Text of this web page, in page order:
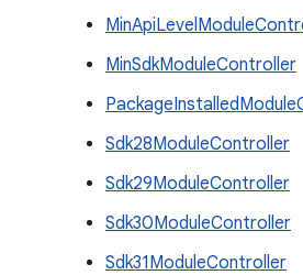
MinSdkModuleController
Sdk28ModuleController
Sdk29ModuleController
Sdk30ModuleController
Sdk31ModuleController